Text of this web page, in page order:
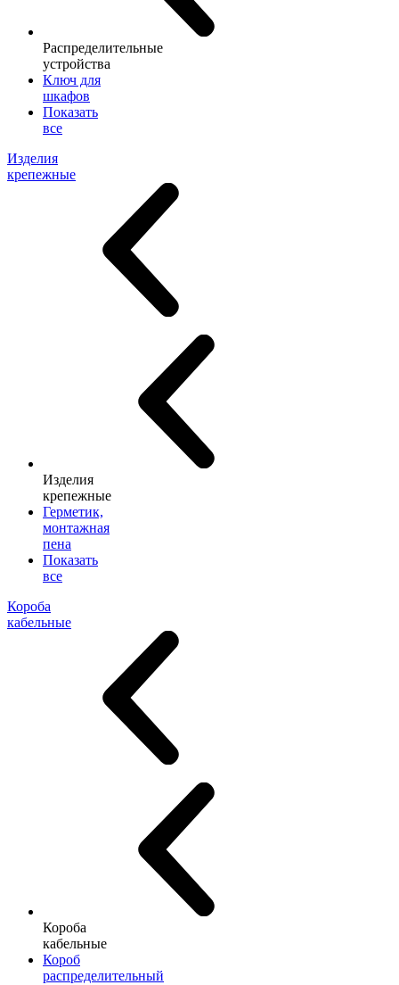
Распределительные
устройства
Ключ для
шкафов
Показать
все
Изделия
крепежные
Изделия
крепежные
Герметик,
монтажная
пена
Показать
все
Короба
кабельные
Короба
кабельные
Короб
распределительный